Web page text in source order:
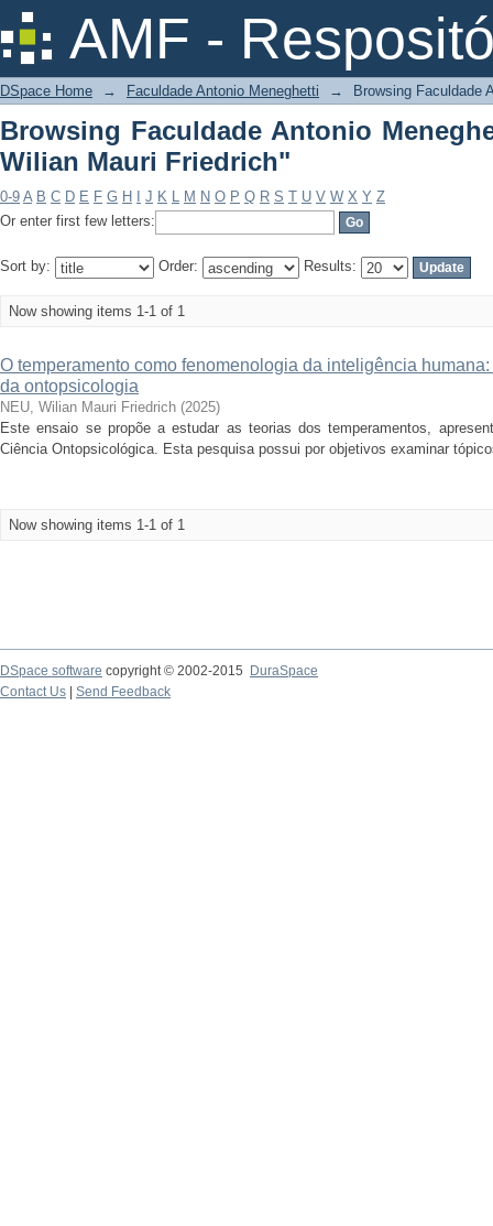
AMF -
Browsing Faculdade Antonio
DSpace Home → Faculdade Antonio Meneghetti → Browsing Faculdade
Browsing Faculdade Antonio
Wilian Mauri Friedrich"
0-9 A B C D E F G H J K L M N O P Q R S T U V W X Y Z
Or enter first few letters:
Sort by: Order: Results:
Now showing items 1-1 of 1
O temperamento como fenomenologia da inteligência
da ontopsicologia
NEU, Wilian Mauri Friedrich (2025)
Este ensaio se propõe a estudar as teorias dos temperamentos,
Ciência Ontopsicológica. Esta pesquisa possui por objetivos examinar
Now showing items 1-1 of 1
DSpace software copyright © 2002-2015
DuraSpace
Contact Us
Send Feedback